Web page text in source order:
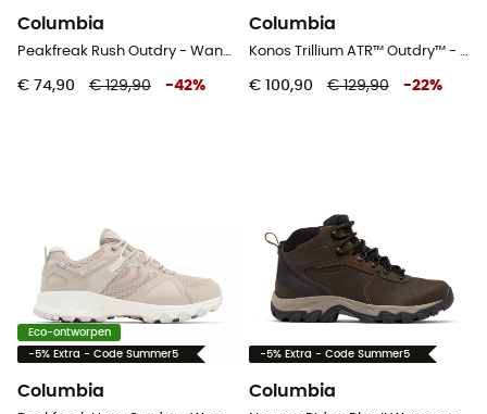
Columbia
€ 74,90 € 129,90 -42%
Columbia
€ 100,90 € 129,90 -22%
Eco-ontworpen
-5% Extra - Code Summer5
Columbia
-5% Extra - Code Summer5
Columbia